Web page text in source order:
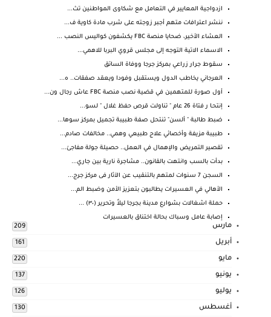
ازدواجية المعايير في التعامل مع شكاوى المواطنين تث...
ننشر اعترافات متهم أجبر زوجته على شرب مادة كاوية ف...
العشاء الأخير، ضحايا منصة FBC يكشفون كواليس النصب ...
الاسماء الاتية التوجه إلى مجلس قروي البربا للاهمي...
سقوط جرار زراعي بمركز جرجا ووفاة السائق
العرجاني يخاطب الدول ويستقبل وفودا ويعقد صفقات.. ه...
أول صورة للمتهمين في قضية نصب منصة FBC عاش رجال ون...
إنتحـا ر فتاة 26 عام " تناولت قرص حفظ غلال " لسو...
ضبط طالبة " ألسن" تنتحل صفة طبيبة تجميل بمركز سوها...
طبيبة مزيفة وأخصائي علاج طبيعي وهمي.. مخالفات صادم...
تقصير التمريض والإهمال في العمل.. حصيلة جولة مفاجئ...
بدأت بالسب وانتهت بالقانون.. مشاجرة نارية بين جاري...
السجن 7 سنوات لمتهم بالتنقيب عن الآثار فى مركز جرج...
الأهالي في العسيرات يطالبون بتعزيز الأمن وضبط الم...
حملة اشغالات بشوارع مدينة بجرجا ليلاً وتحرير (٣٠) ...
إصابة عامل وسباك بحالة اختناق بالعسيرات
مارس 209
أبريل 161
مايو 220
يونيو 137
يوليو 126
أغسطس 130